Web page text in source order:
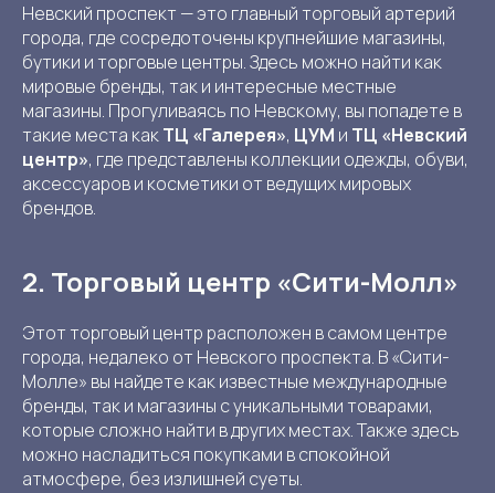
Невский проспект — это главный торговый артерий
города, где сосредоточены крупнейшие магазины,
бутики и торговые центры. Здесь можно найти как
мировые бренды, так и интересные местные
магазины. Прогуливаясь по Невскому, вы попадете в
такие места какТЦ «Галерея», ЦУМ и ТЦ «Невский
центр», где представлены коллекции одежды, обуви,
аксессуаров и косметики от ведущих мировых
брендов.
2. Торговый центр «Сити-Молл»
Этот торговый центр расположен в самом центре
города, недалеко от Невского проспекта. В «Сити-
Молле» вы найдете как известные международные
бренды, так и магазины с уникальными товарами,
которые сложно найти в других местах. Также здесь
можно насладиться покупками в спокойной
атмосфере, без излишней суеты.